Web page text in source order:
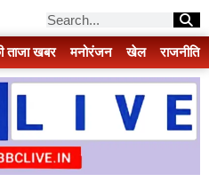
खबर मनोरंजन खेल राजनीति